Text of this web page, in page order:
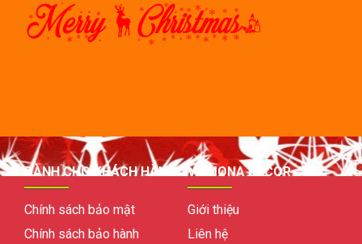
DÀNH CHO KHÁCH HÀNG
Chính sách bảo mật
Chính sách bảo hành
VỀ MONA DECOR
Giới thiệu
Liên hệ